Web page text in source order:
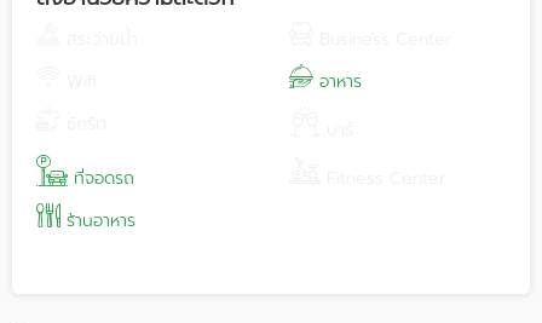
อาหาร
ที่จอดรถ
ร้านอาหาร